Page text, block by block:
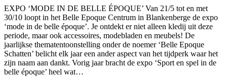
Blankenberge)
(tot
30
oktober
2016)
EXPO ‘MODE IN DE BELLE ÉPOQUE’ Van 21/5 tot en met
30/10 loopt in het Belle Epoque Centrum in Blankenberge de expo
‘mode in de belle époque’. Je ontdekt er niet alleen kledij uit deze
periode, maar ook accessoires, modebladen en meubels! De
jaarlijkse thematentoonstelling onder de noemer ‘Belle Epoque
Schatten’ belicht elk jaar een ander aspect van het tijdperk waar het
zijn naam aan dankt. Vorig jaar bracht de expo ‘Sport en spel in de
belle époque’ heel wat…